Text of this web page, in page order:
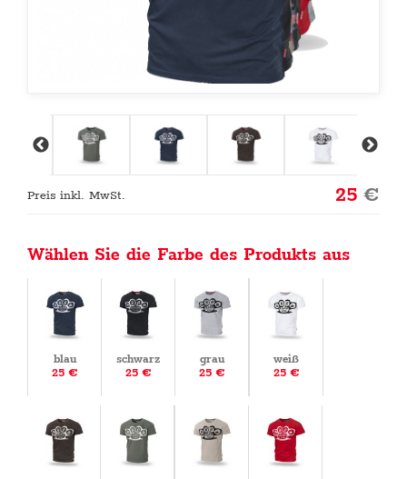
Preis inkl. MwSt. 25€
Wählen Sie die Farbe des Produkts aus
blau
25 €
schwarz
25 €
grau
25 €
weiß
25 €